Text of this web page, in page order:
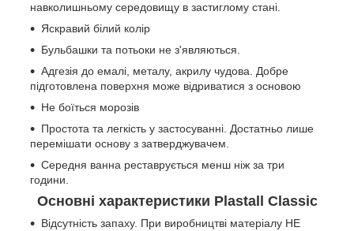
навколишньому середовищу в застиглому стані.
Яскравий білий колір
Бульбашки та потьоки не з'являються.
Адгезія до емалі, металу, акрилу чудова. Добре
підготовлена поверхня може відриватися з основою
Не боїться морозів
Простота та легкість у застосуванні. Достатньо лише
перемішати основу з затверджувачем.
Середня ванна реставрується менш ніж за три
години.
Основні характеристики Plastall Classic
Відсутність запаху. При виробництві матеріалу НЕ